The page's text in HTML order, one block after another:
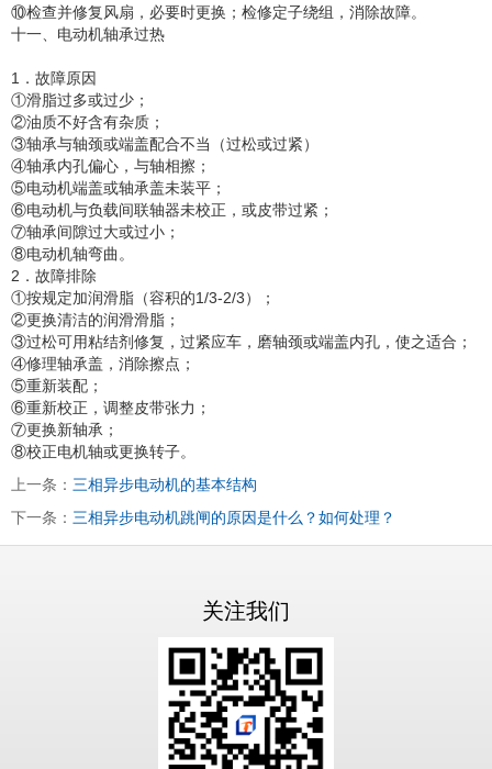
⑩检查并修复风扇，必要时更换；检修定子绕组，消除故障。
十一、电动机轴承过热
1．故障原因
①滑脂过多或过少；
②油质不好含有杂质；
③轴承与轴颈或端盖配合不当（过松或过紧）
④轴承内孔偏心，与轴相擦；
⑤电动机端盖或轴承盖未装平；
⑥电动机与负载间联轴器未校正，或皮带过紧；
⑦轴承间隙过大或过小；
⑧电动机轴弯曲。
2．故障排除
①按规定加润滑脂（容积的1/3-2/3）；
②更换清洁的润滑滑脂；
③过松可用粘结剂修复，过紧应车，磨轴颈或端盖内孔，使之适合；
④修理轴承盖，消除擦点；
⑤重新装配；
⑥重新校正，调整皮带张力；
⑦更换新轴承；
⑧校正电机轴或更换转子。
上一条： 三相异步电动机的基本结构
下一条： 三相异步电动机跳闸的原因是什么？如何处理？
关注我们